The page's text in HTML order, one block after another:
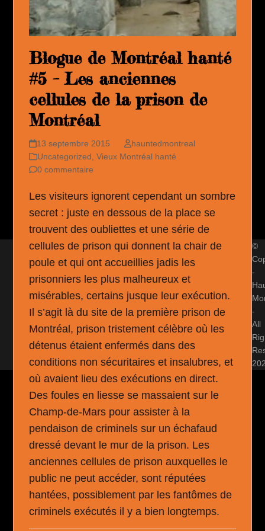
Blogue de Montréal hanté
#5 – Les anciennes
cellules de la prison de
Montréal
13 septembre 2015
hauntedmontreal
Uncategorized ,Vieux Montréal hanté
0 commentaire
Les visiteurs ignorent cependant un sombre
secret : juste en dessous de la place se
trouvent des oubliettes et une série de
cellules de prison qui donnent la chair de
poule et qui ont accueillies jadis les
prisonniers les plus malheureux et
misérables, certains jusque leur exécution.
Il s’agit là du site de la première prison de
Montréal, prison tristement célèbre où les
détenus étaient enfermés dans des
conditions non sécuritaires et insalubres, et
où avaient lieu des exécutions en direct.
Des foules en liesse se massaient sur le
Champ-de-Mars pour assister à la
pendaison de criminels sur un échafaud
dressé devant le mur de la prison. Les
anciennes cellules de prison auxquelles le
public ne peut accéder, sont réputées
hantées, possiblement par les fantômes de
criminels exécutés il y a bien longtemps.
©
-
-
All